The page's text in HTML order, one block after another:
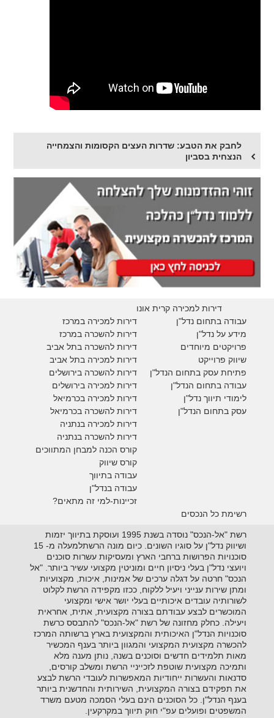
לחבק את הטבע: שדרות העצים הקסומות והצמחייה
הנצחית בסביון
דירות למכירה קרית אונו
דירות למכירה במרכז
דירות להשכרה במרכז
דירות להשכרה בתל אביב
דירות למכירה בתל אביב
דירות להשכרה בירושלים
דירות למכירה בירושלים
דירות למכירה בכרמיאל
דירות להשכרה בכרמיאל
דירות למכירה בנתניה
דירות להשכרה בנתניה
קורס הכנה למבחן המתווכים
קורס שיווק
עבודה בתיווך
עבודה בנדל"ן
זכיינות-למי זה מתאים?
עבודה בתחום נדל"ן
מידע על נדל"ן
פרויקטים מיוחדים
שיווק פרוייקט
פתיחת עסק בתחום הנדל"ן
עבודה בתחום הנדל"ן
לימודי תיווך נדל"ן
עסק בתחום הנדל"ן
רשימת כל הנכסים
רשת "אל-הנכס" נוסדה בשנת 1995 ועוסקת בתיווך יזמות
ושיווק נדל"ן על סוגיו השונים. כיום מונה הרשתלמעלה מ- 15
סוכנויות הפרושות ברחבי הארץ ומעסיקות עשרות סוכנים
ויועצי נדל"ן בעלי ניסיון חיים ומוניטין מקצועי עשיר ביותר. "אל
הנכס" חרטה על דגלה ערכים של אמינות, איכות, מקצועיות
ומתן שירות ענייני ויעיל ללקוח, ככזו מקפידה הרשת לקלוט
לשורותיה עובדים איכותיים בעלי יושר אישי ומקצועי
המוכשרים לבצע עבודתם בצורה מקצועית, אתית, אחראית
ויעילה. כחלק מחזונה של רשת "אל-הנכס" להתבסס כרשת
סוכנויות הנדל"ן האיכותית והמקצועית בארץ ברשותה המרכז
להכשרה מקצועית המקצועי והמגוון ביותר בענף המכשיר
מאות תלמידים חדשים וסוכנים בשנה, נותן מענה מלא
ותמיכה מקצועית שוטפת לזכייניי הרשת ומשלב קורסים,
סדנאות והעשרות ייחודיות המאפשרות לעובדי הרשת לבצע
את תפקידם בצורה המקצועית, השירותית והחדשנית ביותר
בענף הנדל"ן. כל הסוכנים הינם בעלי הסמכה מטעם משרד
המשפטים ופועלים עפ"י חוק תיווך במקרקעין.